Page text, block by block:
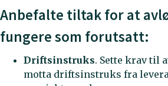
Anbefalte tiltak for at
fungere som forutsatt:
Driftsinstruks. Sette krav til
motta driftsinstruks fra